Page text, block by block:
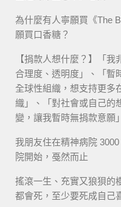
為什麼有人寧願買《The
願買口香糖？
【捐款人想什麼？】「我
合理度、透明度」、「暫
全球性組織，想支持更多
織」、「對社會或自己的
變，讓我暫時無捐款意願」
我朋友住在精神病院
院開始，戞然而止
搖滾一生、充實又狼狽的
都會死，至少要死成自己